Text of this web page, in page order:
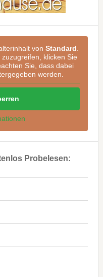
vonStandard
klicken Sie
Sie, dass dabei
werden.
Probelesen: